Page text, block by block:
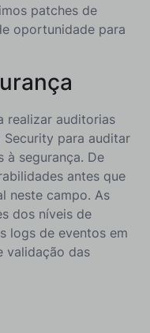
patches de
oportunidade para
realizar auditorias
para auditar
à segurança. De
antes que
neste campo. As
dos níveis de
logs de eventos em
validação das